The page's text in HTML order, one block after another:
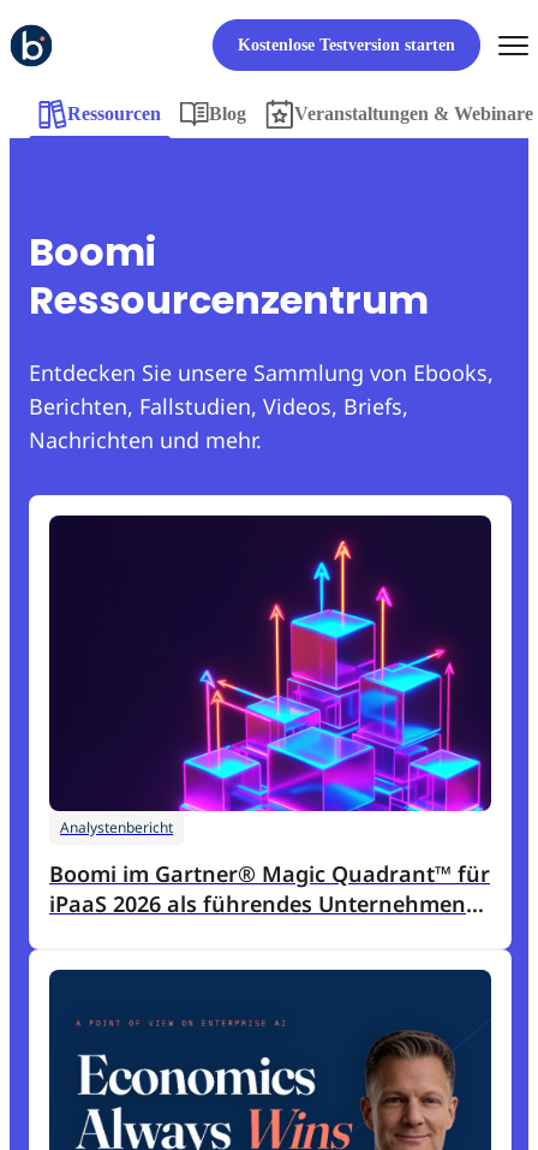
Kostenlose Testversion starten
Ressourcen Blog Veranstaltungen & Webinare
Boomi
Ressourcenzentrum
Entdecken Sie unsere Sammlung von Ebooks,
Berichten, Fallstudien, Videos, Briefs,
Nachrichten und mehr.
Analystenbericht
Boomi im Gartner® Magic Quadrant™ für
iPaaS 2026 als führendes Unternehmen